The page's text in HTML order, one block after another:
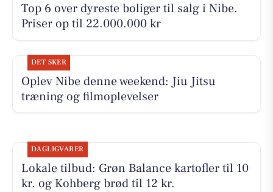
Top 6 over dyreste boliger til salg i Nibe.
Priser op til 22.000.000 kr
DET SKER
Oplev Nibe denne weekend: Jiu Jitsu
træning og filmoplevelser
DAGLIGVARER
Lokale tilbud: Grøn Balance kartofler til 10
kr. og Kohberg brød til 12 kr.